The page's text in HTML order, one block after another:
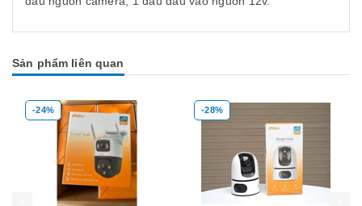
Sản phẩm liên quan
-28% -39%